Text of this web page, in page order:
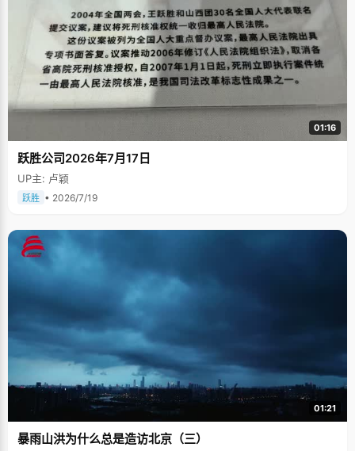
01:16
跃胜公司2026年7月17日
UP主: 卢颖
跃胜 • 2026/7/19
01:21
暴雨山洪为什么总是造访北京（三）